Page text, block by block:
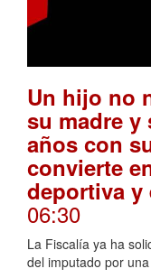
Un hijo no
su madre y
años con
convierte
deportiva y
06:30
La Fiscalía ya ha
del imputado por